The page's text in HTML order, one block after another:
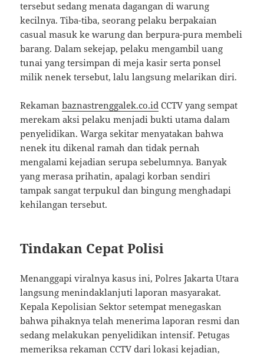
tersebut sedang menata dagangan di warung
kecilnya. Tiba-tiba, seorang pelaku berpakaian
casual masuk ke warung dan berpura-pura membeli
barang. Dalam sekejap, pelaku mengambil uang
tunai yang tersimpan di meja kasir serta ponsel
milik nenek tersebut, lalu langsung melarikan diri.
Rekamanbaznastrenggalek.co.id CCTV yang sempat
merekam aksi pelaku menjadi bukti utama dalam
penyelidikan. Warga sekitar menyatakan bahwa
nenek itu dikenal ramah dan tidak pernah
mengalami kejadian serupa sebelumnya. Banyak
yang merasa prihatin, apalagi korban sendiri
tampak sangat terpukul dan bingung menghadapi
kehilangan tersebut.
Tindakan Cepat Polisi
Menanggapi viralnya kasus ini, Polres Jakarta Utara
langsung menindaklanjuti laporan masyarakat.
Kepala Kepolisian Sektor setempat menegaskan
bahwa pihaknya telah menerima laporan resmi dan
sedang melakukan penyelidikan intensif. Petugas
memeriksa rekaman CCTV dari lokasi kejadian,